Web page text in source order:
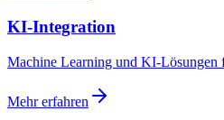
KI-Integration
Machine Learning und KI-Lösungen
Mehr erfahren